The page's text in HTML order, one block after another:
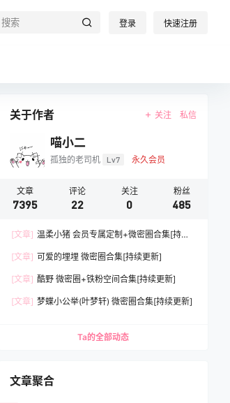
登录 快速注册
关于作者 关注 私信
喵小二
孤独的老司机 Lv7 永久会员
文章
7395
评论
22
关注
0
粉丝
485
[文章] 温柔小猪 会员专属定制+微密圈合集[持续
[文章] 可爱的埋埋 微密圈合集[持续更新]
[文章] 酷野 微密圈+铁粉空间合集[持续更新]
[文章] 梦蝶小公举(叶梦轩) 微密圈合集[持续更新]
Ta的全部动态
文章聚合